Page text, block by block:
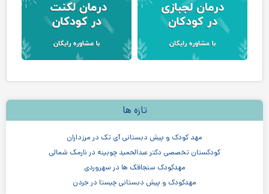
تازه ها
مهد کودک و پیش دبستانی آی تک در مرزداران
کودکستان تخصصی دکتر عبدالحمید چوبینه در نارمک شمالی
مهدکودک سنجاقک ها در سهروردی
مهدکودک و پیش دبستانی چیستا در جردن